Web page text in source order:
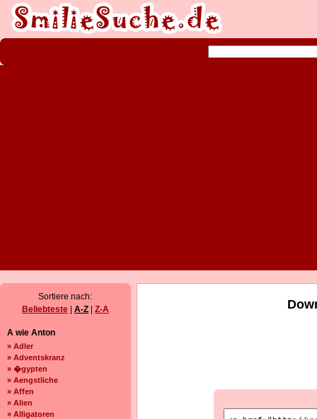
Sortiere nach:
Beliebteste
A-Z Z-A
A wie Anton
» Adler
» Adventskranz
» �gypten
» Aengstliche
» Affen
» Alien
» Alligatoren